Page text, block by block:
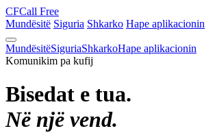
CFCall Free
Mundësitë Siguria Shkarko Hape aplikacionin
MundësitëSiguriaShkarkoHape aplikacionin
Komunikim pa kufij
Bisedat e tua.
Në një vend.